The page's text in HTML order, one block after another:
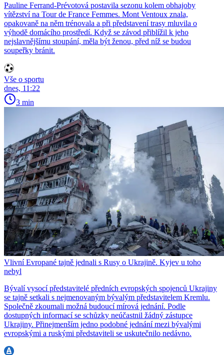
Pauline Ferrand-Prévotová postavila sezonu kolem obhajoby
vítězství na Tour de France Femmes. Mont Ventoux znala,
opakovaně na něm trénovala a při představení trasy mluvila o
výhodě domácího prostředí. Když se závod přiblížil k jeho
nejslavnějšímu stoupání, měla být ženou, před níž se budou
soupeřky bránit.
Vše o sportu
dnes, 11:22
3 min
Vlivní Evropané tajně jednali s Rusy o Ukrajině. Kyjev u toho
nebyl
Bývalí vysocí představitelé předních evropských spojenců Ukrajiny
se tajně setkali s nejmenovaným bývalým představitelem Kremlu.
Společně zkoumali možná budoucí mírová jednání. Podle
dostupných informací se schůzky neúčastnil žádný zástupce
Ukrajiny. Přinejmenším jedno podobné jednání mezi bývalými
evropskými a ruskými představiteli se uskutečnilo nedávno.